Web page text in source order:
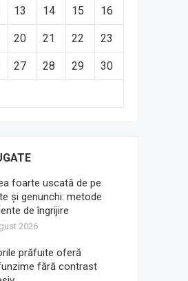
13 14 15 16
20 21 22 23
27 28 29 30
foarte uscată de pe
și genunchi: metode
de îngrijire
2026
prăfuite oferă
fără contrast